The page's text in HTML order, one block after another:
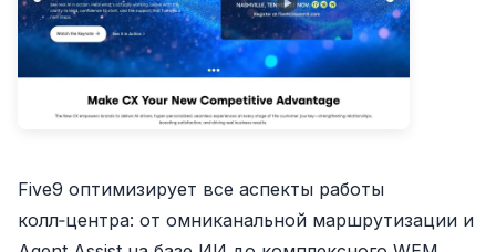
Five9 оптимизирует все аспекты работы
колл‑центра: от омниканальной маршрутизации и